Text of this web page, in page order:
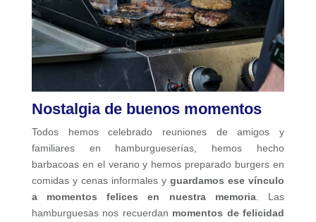
Nostalgia de buenos momentos
Todos hemos celebrado reuniones de amigos y
familiares en hamburgueserías, hemos hecho
barbacoas en el verano y hemos preparado burgers en
comidas y cenas informales yguardamos ese vínculo
a momentos felices en nuestra memoria. Las
hamburguesas nos recuerdan momentos de felicidad